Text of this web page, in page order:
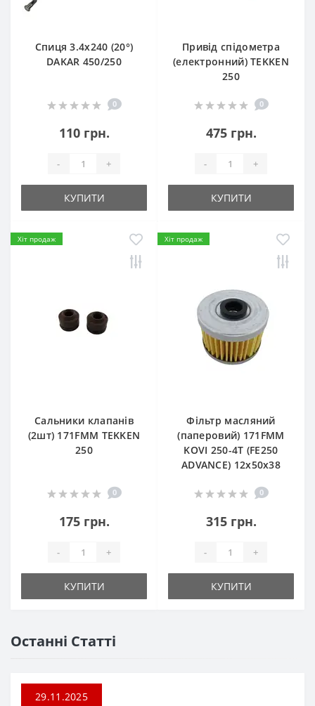
Спиця 3.4х240 (20°)
DAKAR 450/250
0
110 грн.
- +
КУПИТИ
Привід спідометра
(електронний) TEKKEN
250
0
475 грн.
- +
КУПИТИ
Хіт продаж
Сальники клапанів
(2шт) 171FMM TEKKEN
250
0
175 грн.
- +
КУПИТИ
Хіт продаж
Фільтр масляний
(паперовий) 171FMM
KOVI 250-4T (FE250
ADVANCE) 12х50х38
0
315 грн.
- +
КУПИТИ
Останні Статті
29.11.2025